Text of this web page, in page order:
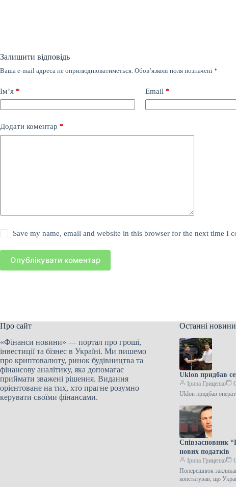
Залишити відповідь
Ваша e-mail адреса не оприлюднюватиметься. Обов’язкові поля позначені *
Ім’я * Email *
Додати коментар *
Save my name, email and website in this browser for the next time I
Опублікувати коментар
Про сайт
«Фінанси новини» — портал про гроші,
інвестиції та бізнес в Україні. Ми пишемо
про криптовалюту, ринок будівництва та
фінансову аналітику, яка допомагає
приймати зважені рішення. Видання
орієнтоване на тих, хто прагне розумно
керувати своїми фінансами.
Останні новини
Uklon придбав
Ірина Гриценко
Uklon придбав
Співзасновник
нових податків
Ірина Гриценко
Поперешнюк
констатував, що